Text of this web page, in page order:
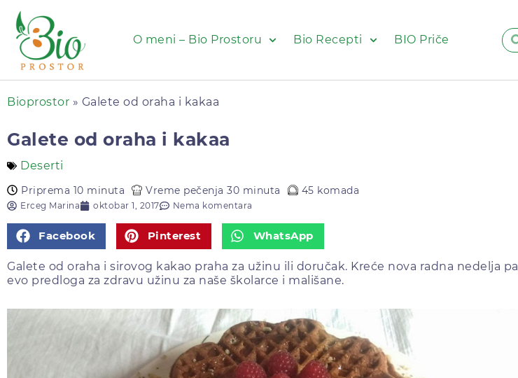
O meni – Bio Prostoru Bio Recepti BIO Priče
Bioprostor » Galete od oraha i kakaa
Galete od oraha i kakaa
Deserti
Priprema 10 minuta Vreme pečenja 30 minuta 45 komada
Erceg Marina oktobar 1, 2017 Nema komentara
Facebook Pinterest WhatsApp
Galete od oraha i sirovog kakao praha za užinu ili doručak. Kreće nova radna nedelja pa
evo predloga za zdravu užinu za naše školarce i mališane.